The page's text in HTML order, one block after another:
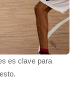
es clave para